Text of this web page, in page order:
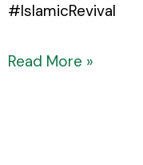
#IslamicRevival
Read More »